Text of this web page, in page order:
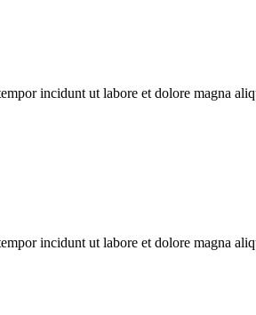
incidunt ut labore et dolore magna
incidunt ut labore et dolore magna